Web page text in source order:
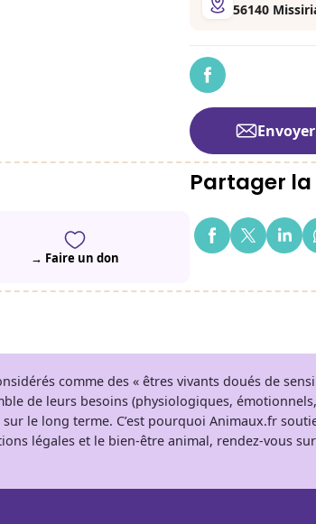
56140
→ Faire un don
Partager
comme des « êtres vivants doués de
de leurs besoins (physiologiques, émotionnels,
le long terme. C’est pourquoi Animaux.fr
légales et le bien-être animal, rendez-vous sur